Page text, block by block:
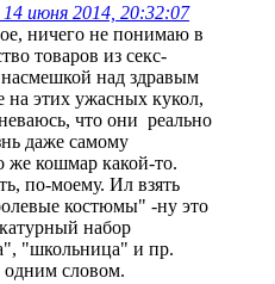
июня 2014, 20:32:07
ничего не понимаю в
товаров из секс-
над здравым
этих ужасных кукол,
что они реально
даже самому
же кошмар какой-то.
по-моему. Ил взять
костюмы" -ну это
набор
"школьница" и пр.
одним словом.